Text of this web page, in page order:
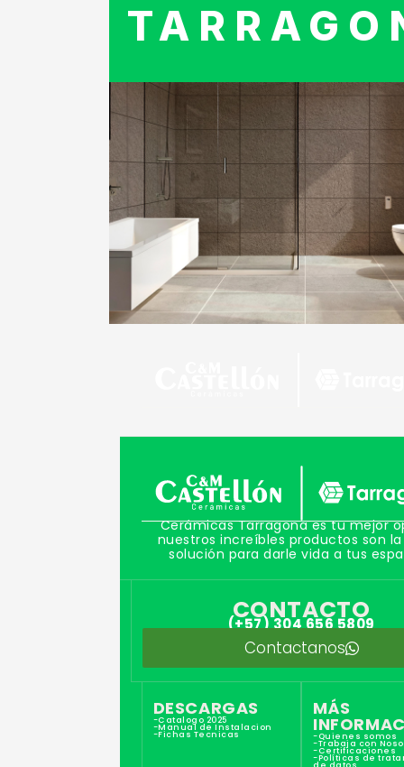
Cerámicas Tarragona es tu mejor
nuestros increíbles productos son
solución para darle vida a tus
CONTACTO
(+57) 304 656 5809
Contactanos
DESCARGAS
-Catalogo 2025
-Manual de Instalacion
-Fichas Tecnicas
MÁS
-Quienes somos
-Trabaja con
-Certificaciones
-Políticas de